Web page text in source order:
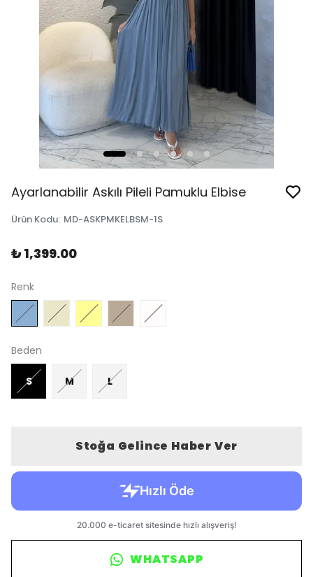
Ayarlanabilir Askılı Pileli Pamuklu Elbise
Ürün Kodu: MD-ASKPMKELBSM-1S
₺ 1,399.00
Renk
Beden
S M L
Stoğa Gelince Haber Ver
WHATSAPP